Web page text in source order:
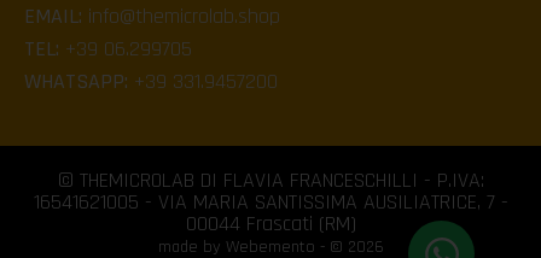
EMAIL: info@themicrolab.shop
TEL: +39 06.299705
WHATSAPP: +39 331.9457200
© THEMICROLAB DI FLAVIA FRANCESCHILLI - P.IVA:
16541621005 - VIA MARIA SANTISSIMA AUSILIATRICE, 7 -
00044 Frascati (RM)
made by Webemento - © 2026